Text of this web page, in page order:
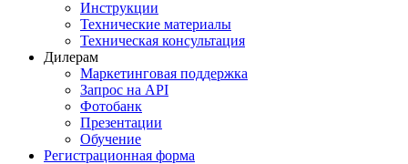
Инструкции
Технические материалы
Техническая консультация
Дилерам
Маркетинговая поддержка
Запрос на API
Фотобанк
Презентации
Обучение
Регистрационная форма